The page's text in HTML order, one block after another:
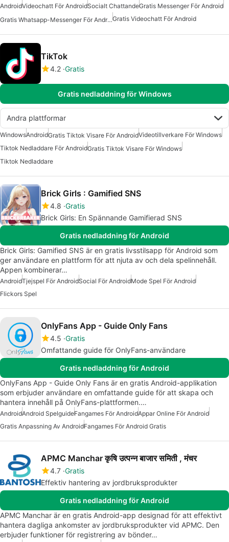
AndroidVideochatt För AndroidSocialt ChattandeGratis Messenger För Android
Gratis Whatsapp-Messenger För AndroidGratis Videochatt För Android
TikTok
4.2 Gratis
Gratis nedladdning för Windows
Andra plattformar
WindowsAndroidGratis Tiktok Visare För AndroidVideotillverkare För Windows
Tiktok Nedladdare För AndroidGratis Tiktok Visare För Windows
Tiktok Nedladdare
Brick Girls : Gamified SNS
4.8 Gratis
Brick Girls: En Spännande Gamifierad SNS
Gratis nedladdning för Android
Brick Girls: Gamified SNS är en gratis livsstilsapp för Android som
ger användare en plattform för att njuta av och dela spelinnehåll.
Appen kombinerar…
AndroidTjejspel För AndroidSocial För AndroidMode Spel För Android
Flickors Spel
OnlyFans App - Guide Only Fans
4.5 Gratis
Omfattande guide för OnlyFans-användare
Gratis nedladdning för Android
OnlyFans App - Guide Only Fans är en gratis Android-applikation
som erbjuder användare en omfattande guide för att skapa och
hantera innehåll på OnlyFans-plattformen.…
AndroidAndroid SpelguideFangames För AndroidAppar Online För Android
Gratis Anpassning Av AndroidFangames För Android Gratis
APMC Manchar कृषि उत्पन्न बाजार समिती , मंचर
4.7 Gratis
Effektiv hantering av jordbruksprodukter
Gratis nedladdning för Android
APMC Manchar är en gratis Android-app designad för att effektivt
hantera dagliga ankomster av jordbruksprodukter vid APMC. Den
erbjuder funktioner för registrering av bönder…